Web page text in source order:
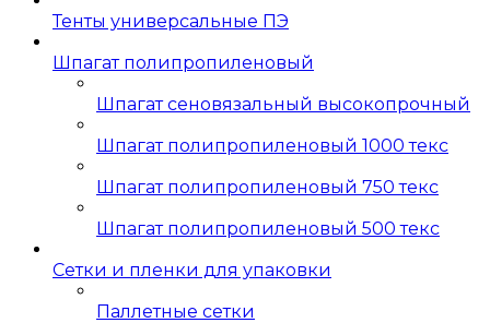
Тенты универсальные ПЭ
Шпагат полипропиленовый
Шпагат сеновязальный высокопрочный
Шпагат полипропиленовый 1000 текс
Шпагат полипропиленовый 750 текс
Шпагат полипропиленовый 500 текс
Сетки и пленки для упаковки
Паллетные сетки